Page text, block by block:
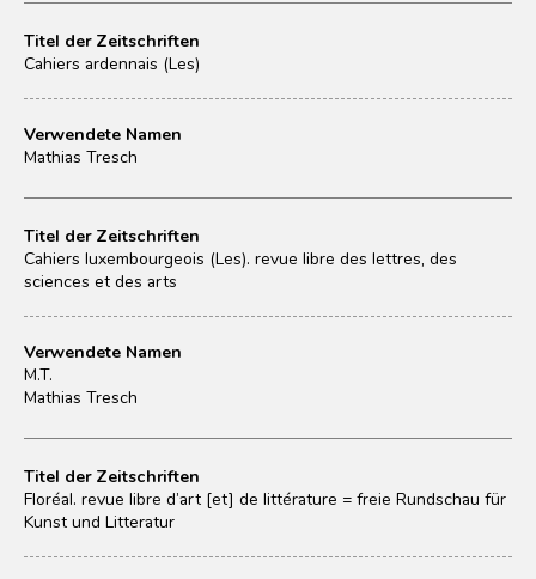
Titel der Zeitschriften
Cahiers ardennais (Les)
Verwendete Namen
Mathias Tresch
Titel der Zeitschriften
Cahiers luxembourgeois (Les). revue libre des lettres, des
sciences et des arts
Verwendete Namen
M.T.
Mathias Tresch
Titel der Zeitschriften
Floréal. revue libre d’art [et] de littérature = freie Rundschau für
Kunst und Litteratur